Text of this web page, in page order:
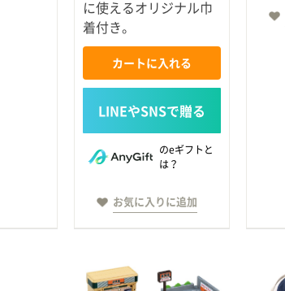
に使えるオリジナル巾
着付き。
カートに入れる
のeギフトと
は？
お気に入りに追加